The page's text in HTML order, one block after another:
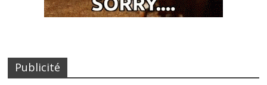
Publicité